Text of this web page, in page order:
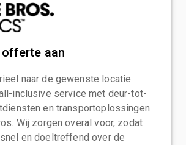
aan
naar de gewenste locatie
inclusive service met deur-tot-
en transportoplossingen
Wij zorgen overal voor, zodat
en doeltreffend over de